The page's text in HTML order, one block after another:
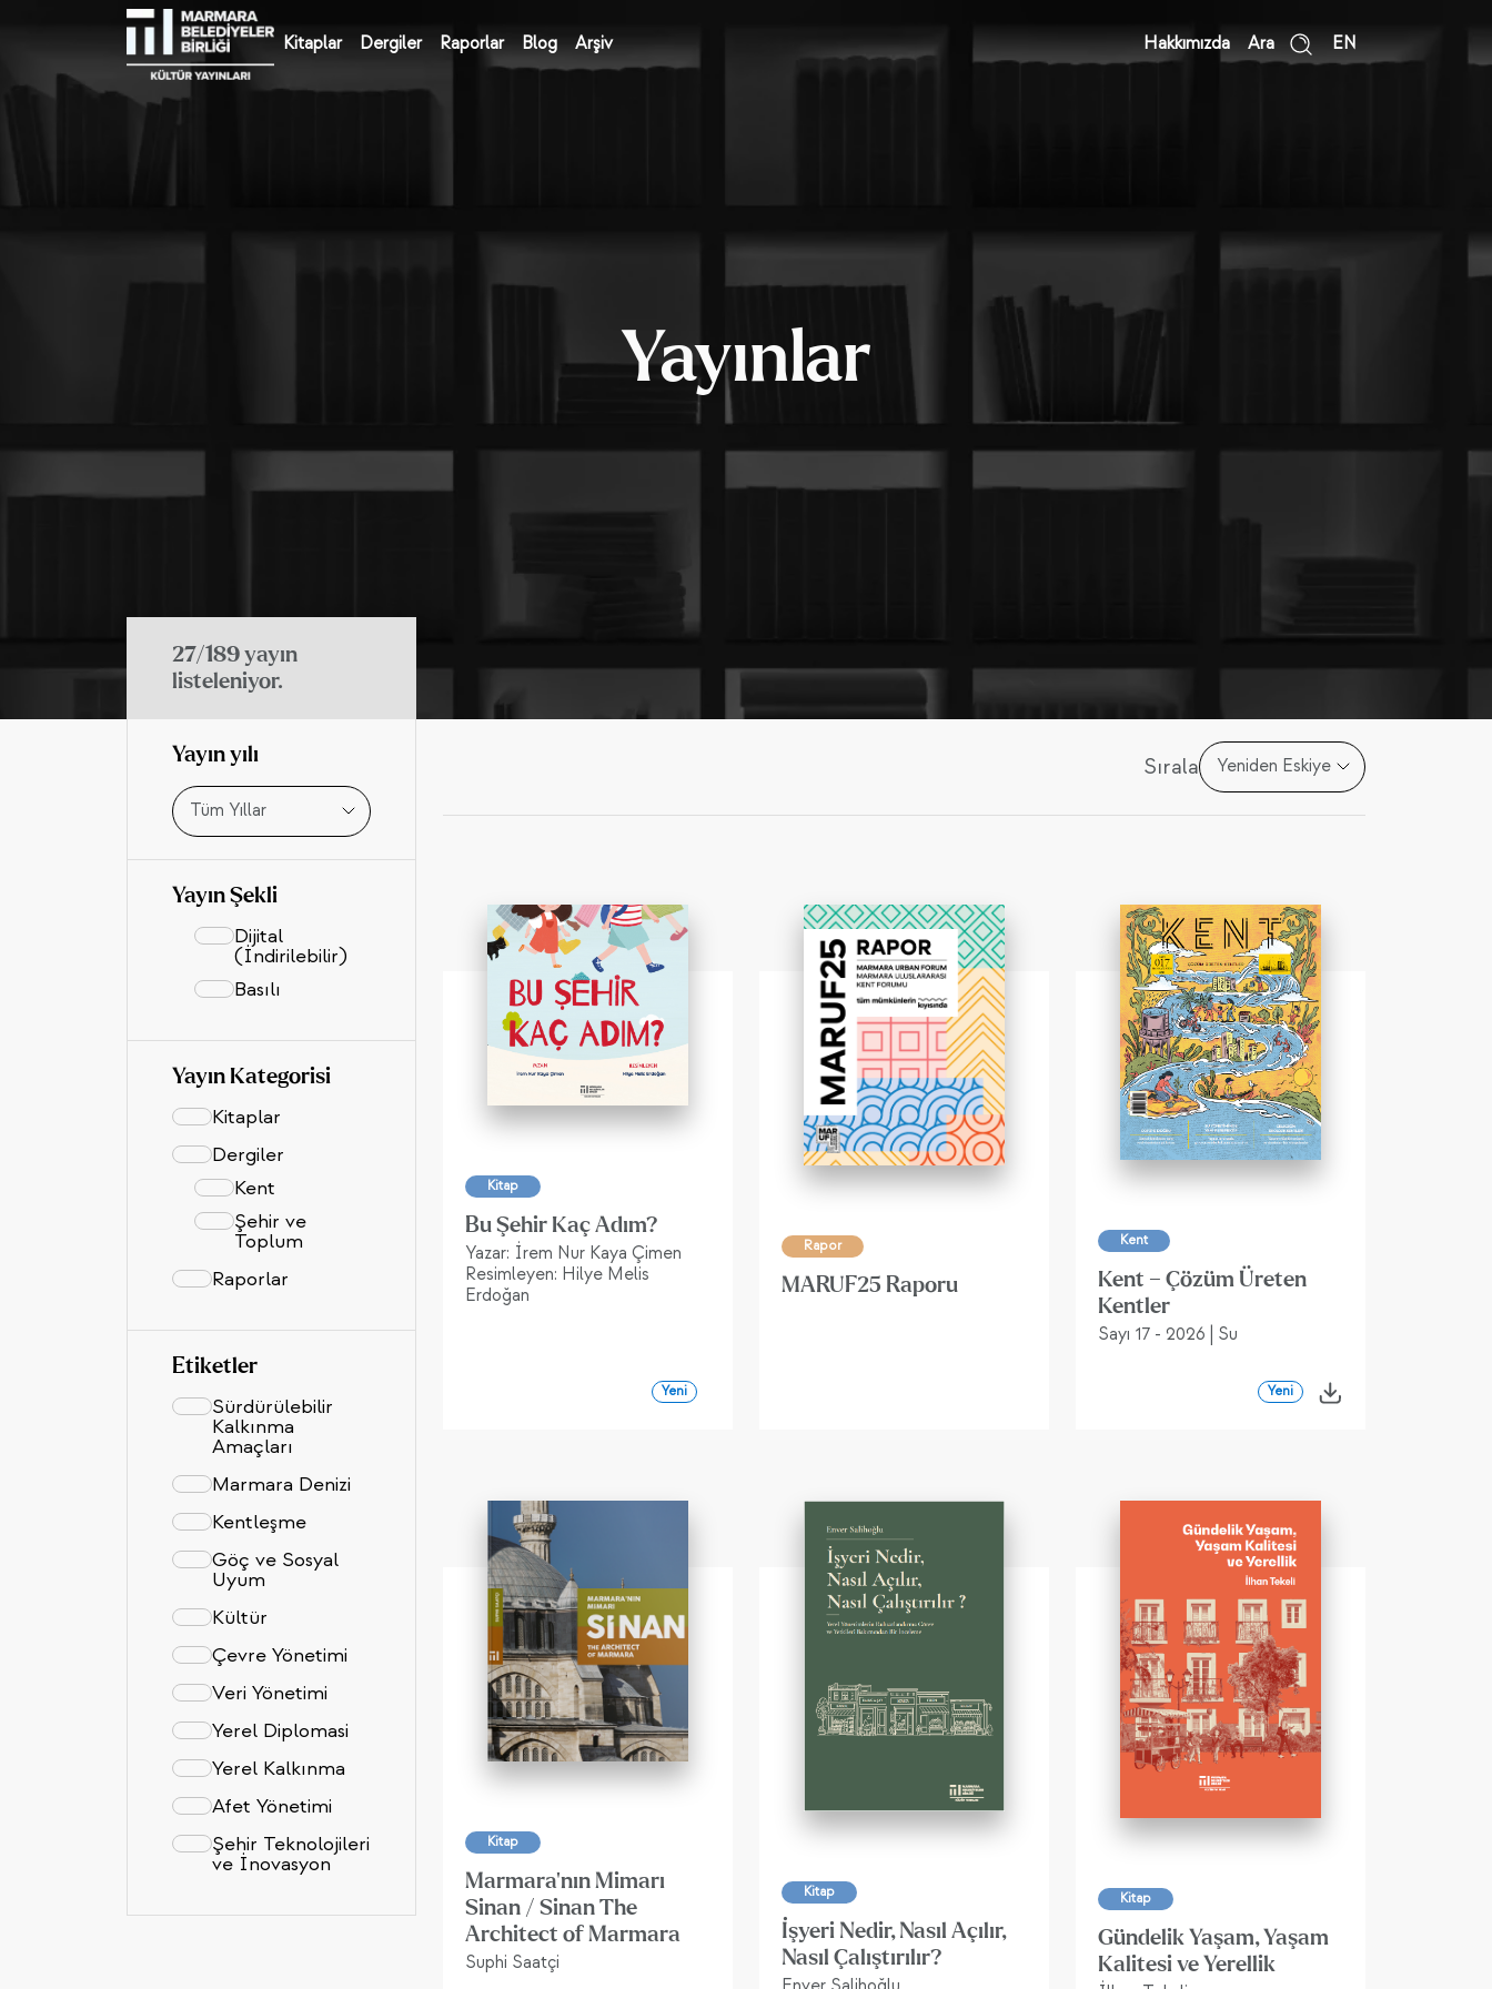
Kitaplar Dergiler Raporlar Blog Arşiv Hakkımızda Ara EN
Yayınlar
27/189 yayın
listeleniyor.
Yayın yılı
Tüm Yıllar
Yayın Şekli
Dijital
(İndirilebilir)
Basılı
Yayın Kategorisi
Kitaplar
Dergiler
Kent
Şehir ve
Toplum
Raporlar
Etiketler
Sürdürülebilir
Kalkınma
Amaçları
Marmara Denizi
Kentleşme
Göç ve Sosyal
Uyum
Kültür
Çevre Yönetimi
Veri Yönetimi
Yerel Diplomasi
Yerel Kalkınma
Afet Yönetimi
Şehir Teknolojileri
ve İnovasyon
Sırala Yeniden Eskiye
Kitap
Bu Şehir Kaç Adım?
Yazar: İrem Nur Kaya Çimen
Resimleyen: Hilye Melis
Erdoğan
Yeni
Rapor
MARUF25 Raporu
Kent
Kent – Çözüm Üreten
Kentler
Sayı 17 - 2026 | Su
Yeni
Kitap
Marmara'nın Mimarı
Sinan / Sinan The
Architect of Marmara
Suphi Saatçi
Kitap
İşyeri Nedir, Nasıl Açılır,
Nasıl Çalıştırılır?
Kitap
Gündelik Yaşam, Yaşam
Kalitesi ve Yerellik